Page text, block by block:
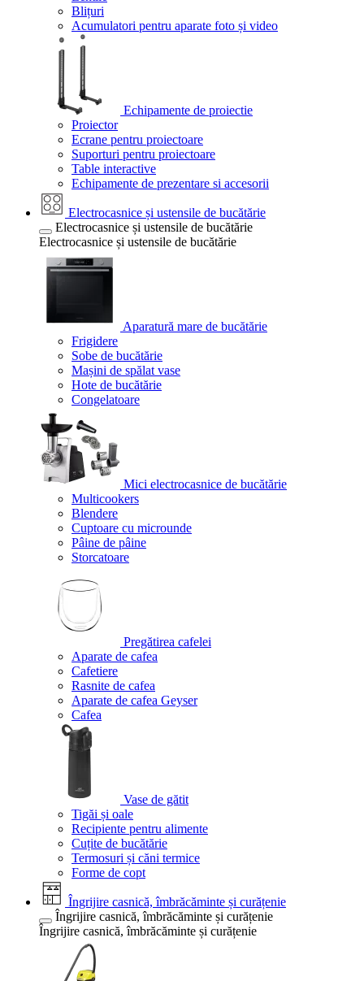
Blițuri
Acumulatori pentru aparate foto și video
Echipamente de proiectie
Proiector
Ecrane pentru proiectoare
Suporturi pentru proiectoare
Table interactive
Echipamente de prezentare si accesorii
Electrocasnice și ustensile de bucătărie
Electrocasnice și ustensile de bucătărie
Electrocasnice și ustensile de bucătărie
Aparatură mare de bucătărie
Frigidere
Sobe de bucătărie
Mașini de spălat vase
Hote de bucătărie
Congelatoare
Mici electrocasnice de bucătărie
Multicookers
Blendere
Cuptoare cu microunde
Pâine de pâine
Storcatoare
Pregătirea cafelei
Aparate de cafea
Cafetiere
Rasnite de cafea
Aparate de cafea Geyser
Cafea
Vase de gătit
Tigăi și oale
Recipiente pentru alimente
Cuțite de bucătărie
Termosuri și căni termice
Forme de copt
Îngrijire casnică, îmbrăcăminte și curățenie
Îngrijire casnică, îmbrăcăminte și curățenie
Îngrijire casnică, îmbrăcăminte și curățenie